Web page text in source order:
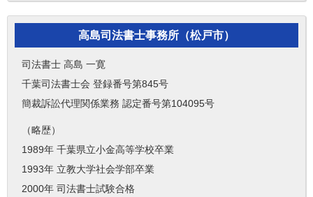
高島司法書士事務所（松戸市）
司法書士 高島 一寛
千葉司法書士会 登録番号第845号
簡裁訴訟代理関係業務 認定番号第104095号
（略歴）
1989年 千葉県立小金高等学校卒業
1993年 立教大学社会学部卒業
2000年 司法書士試験合格